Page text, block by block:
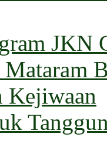
JKN
Kejiwaan